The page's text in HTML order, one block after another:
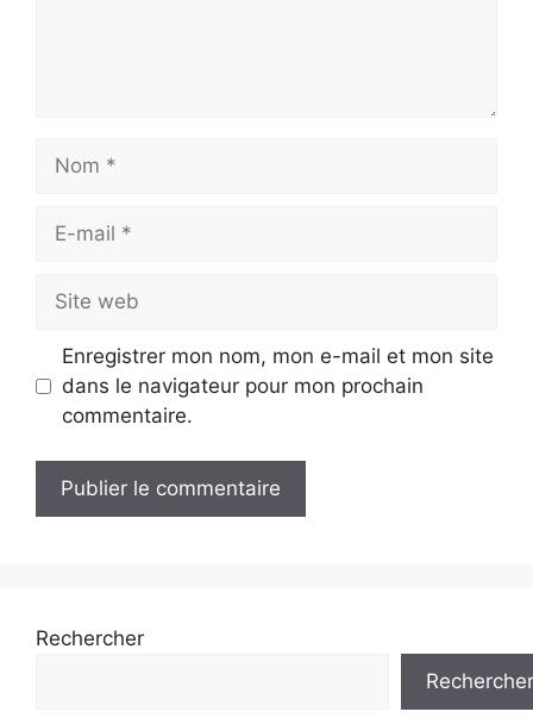
mail
web
Enregistrer mon nom, mon e-mail et mon site
dans le navigateur pour mon prochain
commentaire.
Rechercher
Rechercher